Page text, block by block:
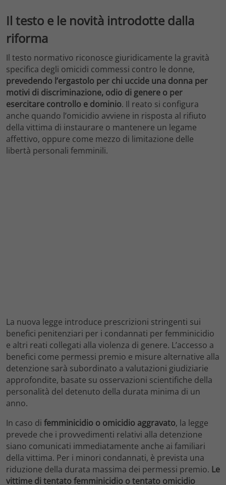
Il testo e le novità introdotte dalla
riforma
Il testo normativo riconosce giuridicamente la gravità
specifica degli omicidi commessi contro le donne,
prevedendo l’ergastolo per chi uccide una donna per
motivi di discriminazione, odio di genere o per
esercitare controllo e dominio. Il reato si configura
anche quando l’omicidio avviene in risposta al rifiuto
della vittima di instaurare o mantenere un legame
affettivo, oppure come mezzo di limitazione delle
libertà personali femminili.
La nuova legge introduce prescrizioni stringenti sui
benefici penitenziari per i condannati per femminicidio
e altri reati collegati alla violenza di genere. L’accesso a
benefici come permessi premio e misure alternative alla
detenzione sarà subordinato a valutazioni giudiziarie
approfondite, basate su osservazioni scientifiche della
personalità del detenuto della durata minima di un
anno.
In caso di femminicidio o omicidio aggravato, la legge
prevede che i provvedimenti relativi alla detenzione
siano comunicati immediatamente anche ai familiari
della vittima. Per i minori condannati, è prevista una
riduzione della durata massima dei permessi premio. Le
vittime di tentato femminicidio o tentato omicidio